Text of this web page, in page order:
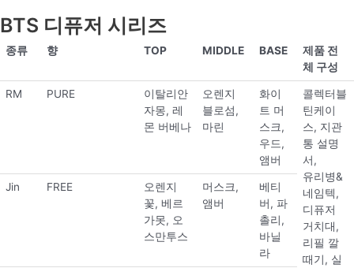
BTS 디퓨저 시리즈
종류 향 TOP MIDDLE BASE
제품 전
체 구성
RM PURE
이탈리안
자몽, 레
몬 버베나
오렌지
블로섬,
마린
화이
트 머
스크,
우드,
앰버
콜렉터블
틴케이
스, 지관
통 설명
서,
유리병&
네임텍,
디퓨저
거치대,
리필 깔
때기, 실
Jin FREE
오렌지
꽃, 베르
가못, 오
스만투스
머스크,
앰버
베티
버, 파
촐리,
바닐
라